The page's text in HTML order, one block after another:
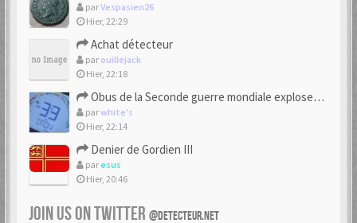
parVespasien26
Hier, 22:29
Achat détecteur
par ouillejack
Hier, 22:18
Obus de la Seconde guerre mondiale explosent dans des champs.
parwhite's
Hier, 22:14
Denier de Gordien III
paresus
Hier, 20:46
JOIN US ON TWITTER @DETECTEUR.NET